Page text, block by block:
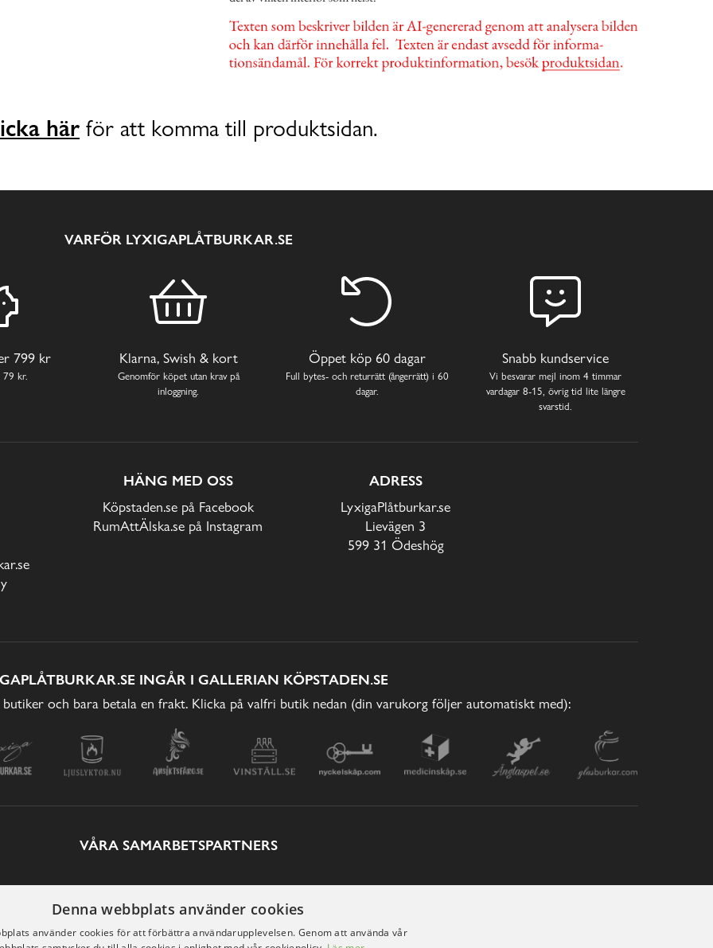
här för att komma till produktsidan.
VARFÖR LYXIGAPLÅTBURKAR.SE
799 kr
79 kr.
Klarna, Swish & kort
Genomför köpet utan krav på
inloggning.
Öppet köp 60 dagar
Full bytes- och returrätt (ångerrätt) i 60
dagar.
Snabb kundservice
Vi besvarar mejl inom 4 timmar
vardagar 8-15, övrig tid lite längre
svarstid.
HÄNG MED OSS
Köpstaden.se på Facebook
RumAttÄlska.se på Instagram
ADRESS
LyxigaPlåtburkar.se
Lievägen 3
599 31 Ödeshög
INGÅR I GALLERIAN KÖPSTADEN.SE
och bara betala en frakt. Klicka på valfri butik nedan (din varukorg följer automatiskt med):
VÅRA SAMARBETSPARTNERS
Denna webbplats använder cookies
använder cookies för att förbättra användarupplevelsen. Genom att använda vår